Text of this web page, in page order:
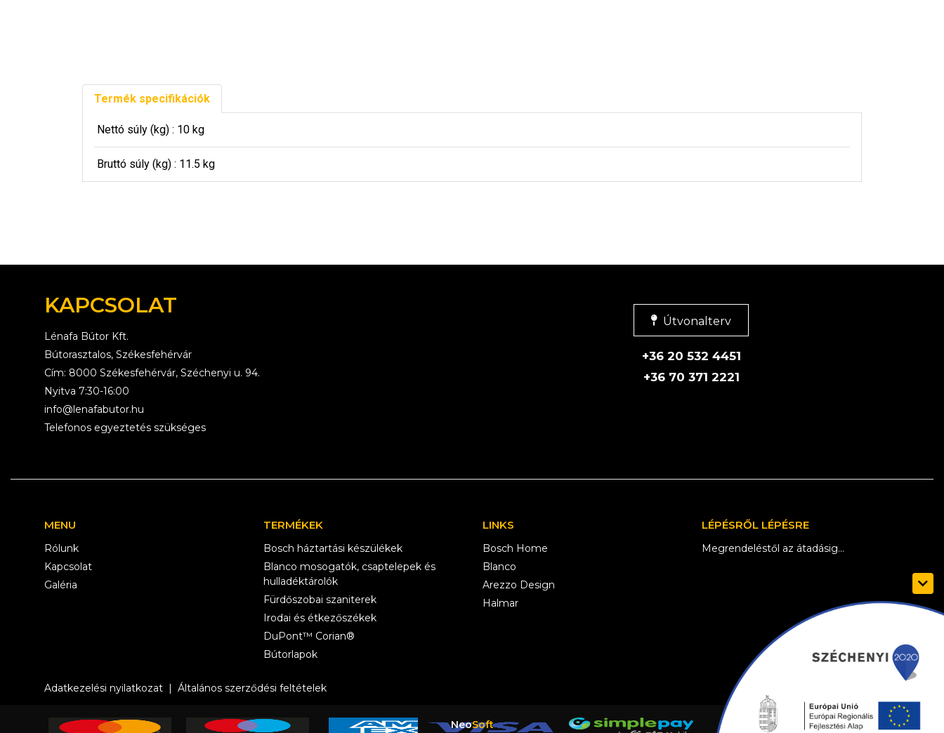
Termék specifikációk
Nettó súly (kg) : 10 kg
Bruttó súly (kg) : 11.5 kg
KAPCSOLAT
Lénafa Bútor Kft.
Bútorasztalos, Székesfehérvár
Cím: 8000 Székesfehérvár, Széchenyi u. 94.
Nyitva 7:30-16:00
info@lenafabutor.hu
Telefonos egyeztetés szükséges
Útvonalterv
+36 20 532 4451
+36 70 371 2221
MENU
Rólunk
Kapcsolat
Galéria
TERMÉKEK
Bosch háztartási készülékek
Blanco mosogatók, csaptelepek és
hulladéktárolók
Fürdőszobai szaniterek
Irodai és étkezőszékek
DuPont™ Corian®
Bútorlapok
LINKS
Bosch Home
Blanco
Arezzo Design
Halmar
LÉPÉSRŐL LÉPÉSRE
Megrendeléstől az átadásig...
Adatkezelési nyilatkozat | Általános szerződési feltételek
NeoSoft